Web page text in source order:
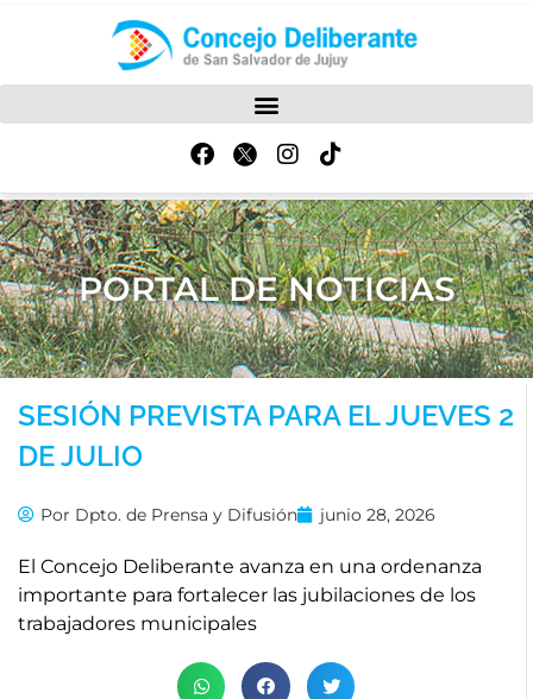
PORTAL DE NOTICIAS
SESIÓN PREVISTA PARA EL JUEVES 2
DE JULIO
Por Dpto. de Prensa y Difusión junio 28, 2026
El Concejo Deliberante avanza en una ordenanza
importante para fortalecer las jubilaciones de los
trabajadores municipales